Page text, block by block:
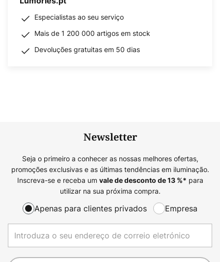
Especialistas ao seu serviço
Mais de 1 200 000 artigos em stock
Devoluções gratuitas em 50 dias
Newsletter
Seja o primeiro a conhecer as nossas melhores ofertas,
promoções exclusivas e as últimas tendências em iluminação.
Inscreva-se e receba um vale de desconto de13%* para
utilizar na sua próxima compra.
Apenas para clientes privados Empresa